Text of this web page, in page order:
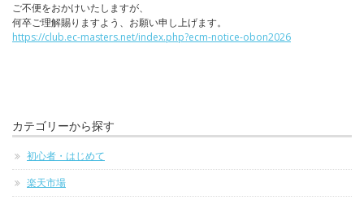
ご不便をおかけいたしますが、
何卒ご理解賜りますよう、お願い申し上げます。
https://club.ec-masters.net/index.php?ecm-notice-obon2026
カテゴリーから探す
初心者・はじめて
楽天市場